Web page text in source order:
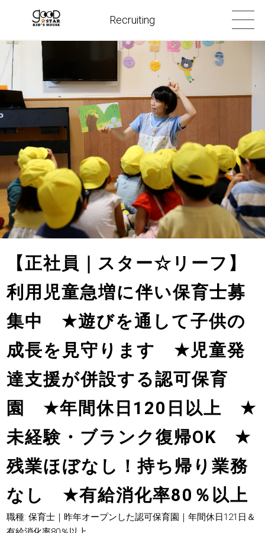
Recruiting
【正社員｜スター☆リーフ】
利用児童急増に伴い保育士募
集中 ★遊びを通して子供の
成長を見守ります ★児童発
達支援が併設する認可保育
園 ★年間休日120日以上 ★
未経験・ブランク復帰OK ★
残業ほぼなし！持ち帰り業務
なし ★有給消化率80％以上
職種: 保育士｜昨年オープンした認可保育園｜年間休日121日＆